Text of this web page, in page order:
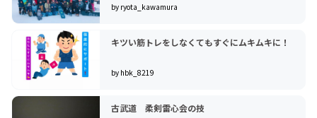
by ryota_kawamura
キツい筋トレをしなくてもすぐにムキムキに！
by hbk_8219
古武道 柔剣雷心会の技